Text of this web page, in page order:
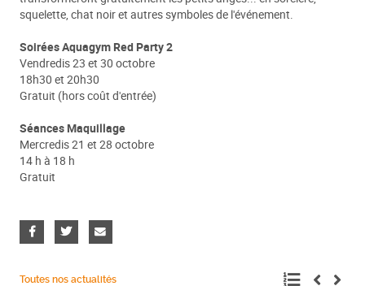
squelette, chat noir et autres symboles de l'événement.
Soirées Aquagym Red Party 2
Vendredis 23 et 30 octobre
18h30 et 20h30
Gratuit (hors coût d'entrée)
Séances Maquillage
Mercredis 21 et 28 octobre
14 h à 18 h
Gratuit
Toutes nos actualités